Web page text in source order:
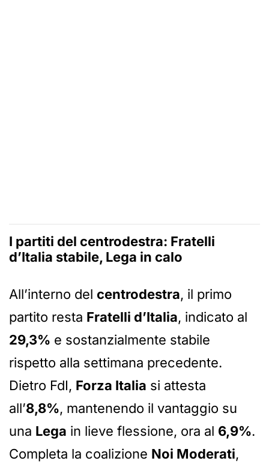
I partiti del centrodestra: Fratelli
d’Italia stabile, Lega in calo
All’interno del centrodestra, il primo
partito resta Fratelli d’Italia, indicato al
29,3% e sostanzialmente stabile
rispetto alla settimana precedente.
Dietro FdI, Forza Italia si attesta
all’8,8%, mantenendo il vantaggio su
una Lega in lieve flessione, ora al 6,9%.
Completa la coalizione Noi Moderati,